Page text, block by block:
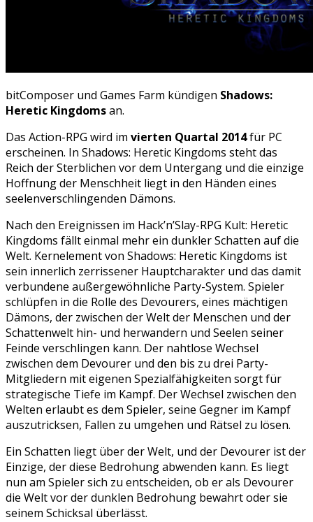
bitComposer und Games Farm kündigen Shadows:
Heretic Kingdomsan.
Das Action-RPG wird im vierten Quartal 2014für PC
erscheinen. In Shadows: Heretic Kingdoms steht das
Reich der Sterblichen vor dem Untergang und die einzige
Hoffnung der Menschheit liegt in den Händen eines
seelenverschlingenden Dämons.
Nach den Ereignissen im Hack’n’Slay-RPG Kult: Heretic
Kingdoms fällt einmal mehr ein dunkler Schatten auf die
Welt. Kernelement von Shadows: Heretic Kingdoms ist
sein innerlich zerrissener Hauptcharakter und das damit
verbundene außergewöhnliche Party-System. Spieler
schlüpfen in die Rolle des Devourers, eines mächtigen
Dämons, der zwischen der Welt der Menschen und der
Schattenwelt hin- und herwandern und Seelen seiner
Feinde verschlingen kann. Der nahtlose Wechsel
zwischen dem Devourer und den bis zu drei Party-
Mitgliedern mit eigenen Spezialfähigkeiten sorgt für
strategische Tiefe im Kampf. Der Wechsel zwischen den
Welten erlaubt es dem Spieler, seine Gegner im Kampf
auszutricksen, Fallen zu umgehen und Rätsel zu lösen.
Ein Schatten liegt über der Welt, und der Devourer ist der
Einzige, der diese Bedrohung abwenden kann. Es liegt
nun am Spieler sich zu entscheiden, ob er als Devourer
die Welt vor der dunklen Bedrohung bewahrt oder sie
seinem Schicksal überlässt.